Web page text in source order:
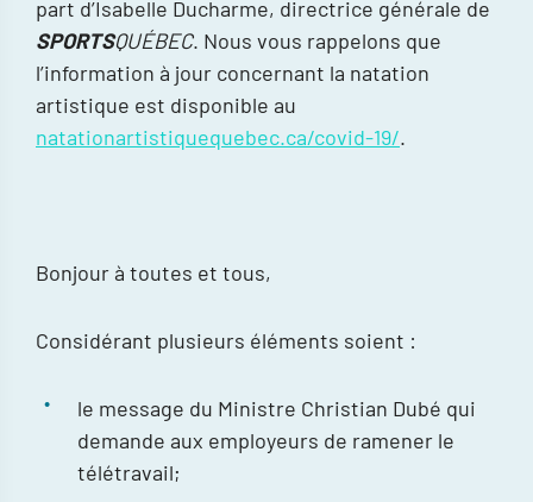
part d’Isabelle Ducharme, directrice générale de
SPORTSQUÉBEC. Nous vous rappelons que
l’information à jour concernant la natation
artistique est disponible au
natationartistiquequebec.ca/covid-19/.
Bonjour à toutes et tous,
Considérant plusieurs éléments soient :
le message du Ministre Christian Dubé qui
demande aux employeurs de ramener le
télétravail;